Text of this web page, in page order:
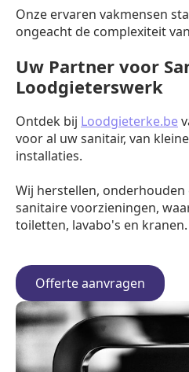
Onze ervaren vakmensen
ongeacht de complexiteit
Uw Partner voor
Loodgieterswerk
Ontdek bij Loodgieterke.be
voor al uw sanitair, van
installaties.
Wij herstellen,
sanitaire voorzieningen,
toiletten, lavabo's en kranen.
Offerte aanvragen